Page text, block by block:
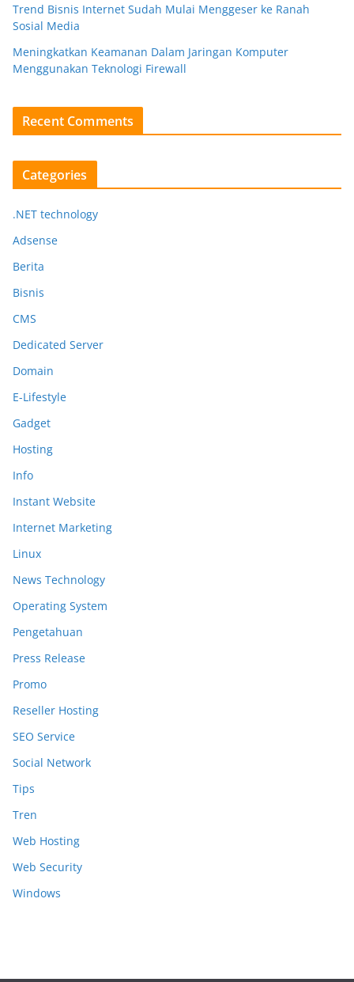
Trend Bisnis Internet Sudah Mulai Menggeser ke Ranah
Sosial Media
Meningkatkan Keamanan Dalam Jaringan Komputer
Menggunakan Teknologi Firewall
Recent Comments
Categories
.NET technology
Adsense
Berita
Bisnis
CMS
Dedicated Server
Domain
E-Lifestyle
Gadget
Hosting
Info
Instant Website
Internet Marketing
Linux
News Technology
Operating System
Pengetahuan
Press Release
Promo
Reseller Hosting
SEO Service
Social Network
Tips
Tren
Web Hosting
Web Security
Windows